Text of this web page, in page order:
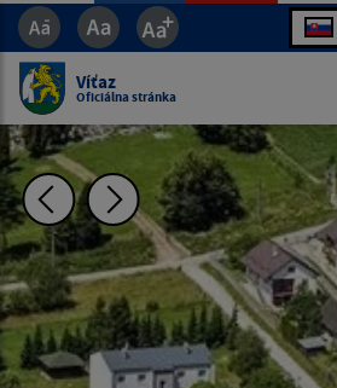
Víťaz
Oficiálna stránka